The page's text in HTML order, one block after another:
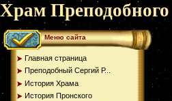
Храм
Меню сайта
Главная страница
Преподобный Сергий Р...
История Храма
История Пронского